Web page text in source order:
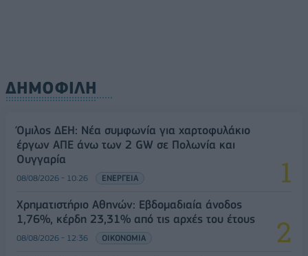
ΔΗΜΟΦΙΛΗ
Όμιλος ΔΕΗ: Νέα συμφωνία για χαρτοφυλάκιο
έργων ΑΠΕ άνω των 2 GW σε Πολωνία και
Ουγγαρία
08/08/2026 - 10:26 ΕΝΕΡΓΕΙΑ
Χρηματιστήριο Αθηνών: Εβδομαδιαία άνοδος
1,76%, κέρδη 23,31% από τις αρχές του έτους
08/08/2026 - 12:36 ΟΙΚΟΝΟΜΙΑ